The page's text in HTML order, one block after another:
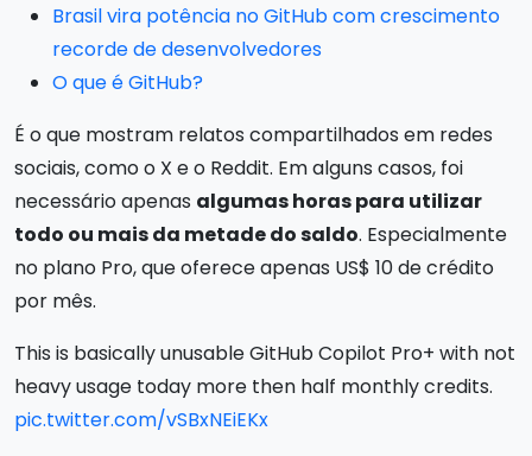
Brasil vira potência no GitHub com crescimento
recorde de desenvolvedores
O que é GitHub?
É o que mostram relatos compartilhados em redes
sociais, como o X e o Reddit. Em alguns casos, foi
necessário apenas algumas horas para utilizar
todo ou mais da metade do saldo. Especialmente
no plano Pro, que oferece apenas US$ 10 de crédito
por mês.
This is basically unusable GitHub Copilot Pro+ with not
heavy usage today more then half monthly credits.
pic.twitter.com/vSBxNEiEKx